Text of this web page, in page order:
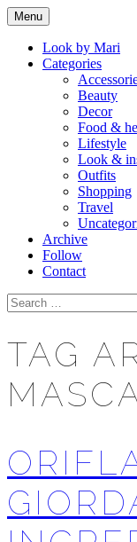
LOOK
Makeup &
Menu Skip
to
content
Look by Mari
Categories
Beauty
Decor
Food &
Lifestyle
Look &
Outfits
Shopping
Travel
Archive
Follow
Contact
Search
for:
TAG